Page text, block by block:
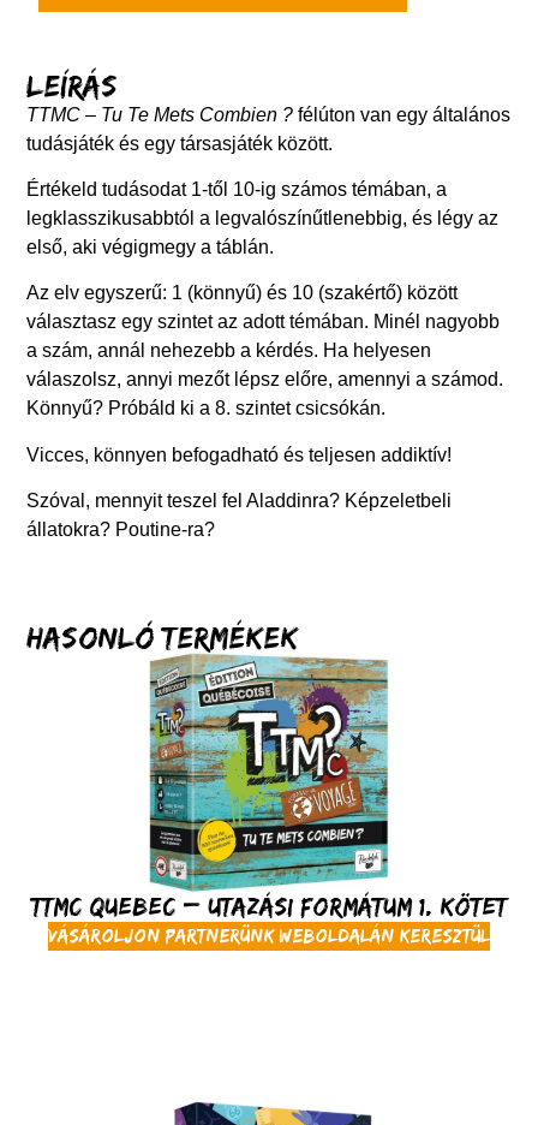
Leírás
TTMC – Tu Te Mets Combien ? félúton van egy általános
tudásjáték és egy társasjáték között.
Értékeld tudásodat 1-től 10-ig számos témában, a
legklasszikusabbtól a legvalószínűtlenebbig, és légy az
első, aki végigmegy a táblán.
Az elv egyszerű: 1 (könnyű) és 10 (szakértő) között
választasz egy szintet az adott témában. Minél nagyobb
a szám, annál nehezebb a kérdés. Ha helyesen
válaszolsz, annyi mezőt lépsz előre, amennyi a számod.
Könnyű? Próbáld ki a 8. szintet csicsókán.
Vicces, könnyen befogadható és teljesen addiktív!
Szóval, mennyit teszel fel Aladdinra? Képzeletbeli
állatokra? Poutine-ra?
Hasonló termékek
TTMC Quebec – Utazási formátum 1. kötet
Vásároljon partnerünk weboldalán keresztül